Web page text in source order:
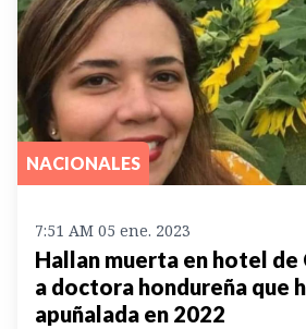
NACIONALES
7:51 AM 05 ene. 2023
Hallan muerta en hotel de
a doctora hondureña que
apuñalada en 2022